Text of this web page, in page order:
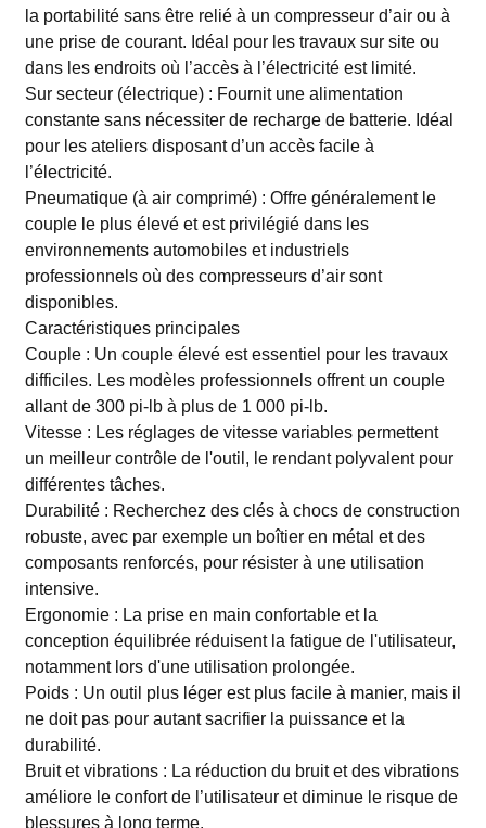
la portabilité sans être relié à un compresseur d’air ou à
une prise de courant. Idéal pour les travaux sur site ou
dans les endroits où l’accès à l’électricité est limité.
Sur secteur (électrique) : Fournit une alimentation
constante sans nécessiter de recharge de batterie. Idéal
pour les ateliers disposant d’un accès facile à
l’électricité.
Pneumatique (à air comprimé) : Offre généralement le
couple le plus élevé et est privilégié dans les
environnements automobiles et industriels
professionnels où des compresseurs d’air sont
disponibles.
Caractéristiques principales
Couple : Un couple élevé est essentiel pour les travaux
difficiles. Les modèles professionnels offrent un couple
allant de 300 pi-lb à plus de 1 000 pi-lb.
Vitesse : Les réglages de vitesse variables permettent
un meilleur contrôle de l'outil, le rendant polyvalent pour
différentes tâches.
Durabilité : Recherchez des clés à chocs de construction
robuste, avec par exemple un boîtier en métal et des
composants renforcés, pour résister à une utilisation
intensive.
Ergonomie : La prise en main confortable et la
conception équilibrée réduisent la fatigue de l'utilisateur,
notamment lors d'une utilisation prolongée.
Poids : Un outil plus léger est plus facile à manier, mais il
ne doit pas pour autant sacrifier la puissance et la
durabilité.
Bruit et vibrations : La réduction du bruit et des vibrations
améliore le confort de l’utilisateur et diminue le risque de
blessures à long terme.